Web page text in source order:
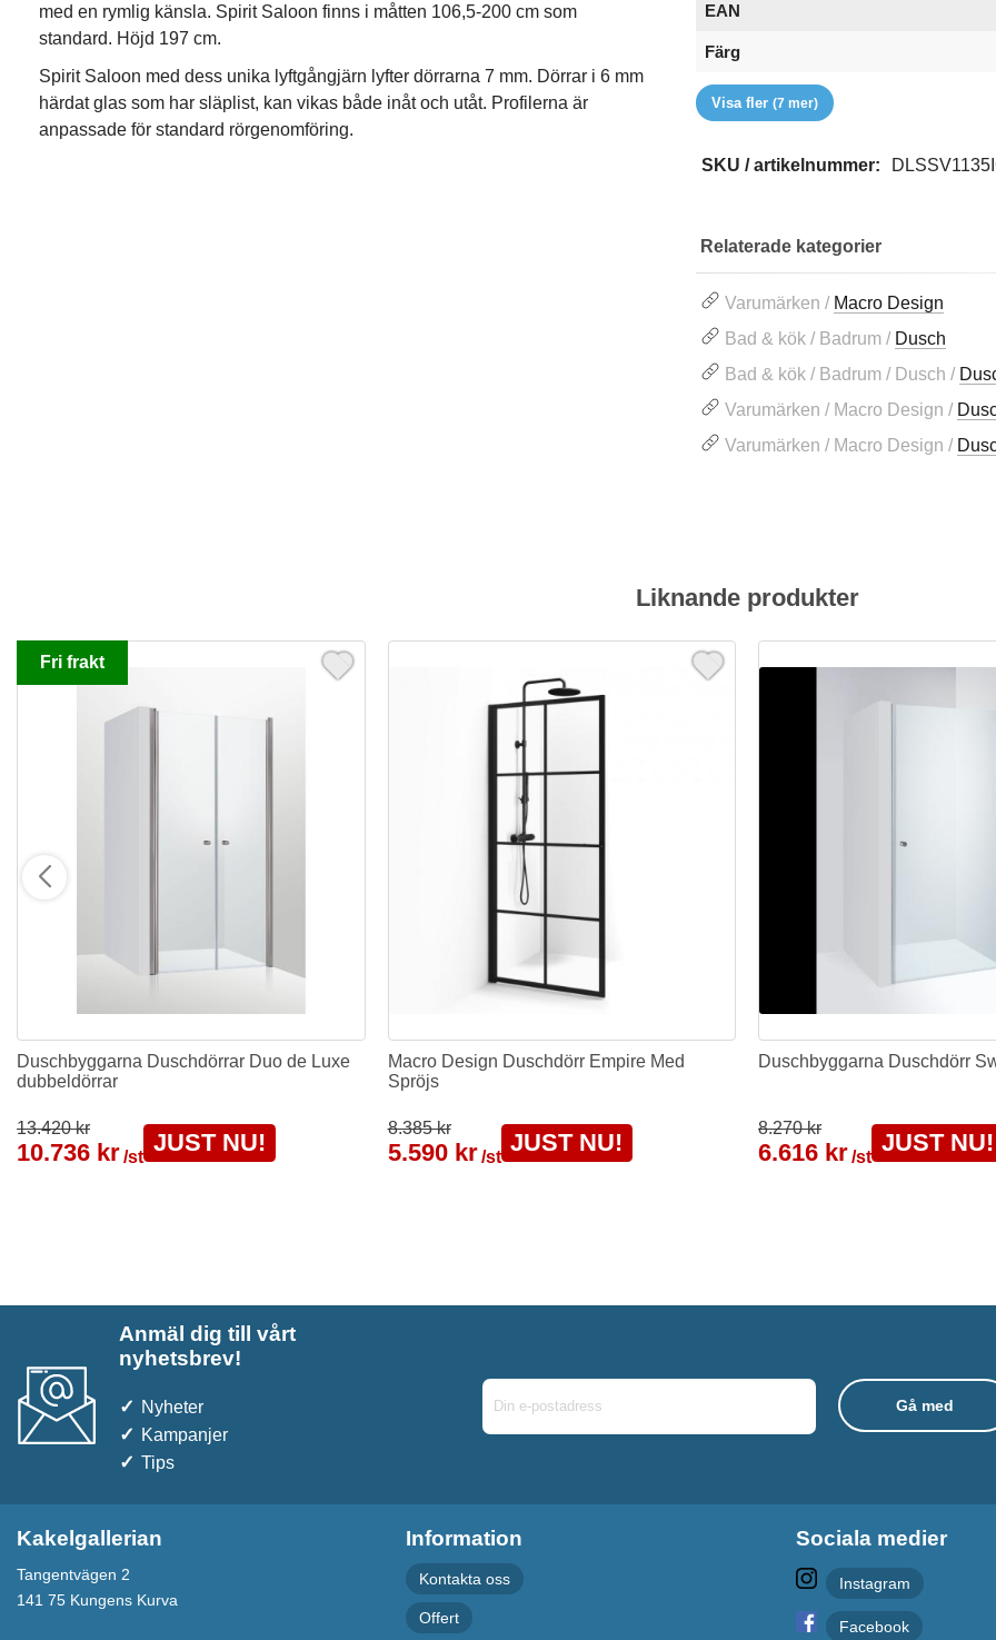
med en rymlig känsla. Spirit Saloon finns i måtten 106,5-200 cm som
standard. Höjd 197 cm.
Spirit Saloon med dess unika lyftgångjärn lyfter dörrarna 7 mm. Dörrar i 6 mm
härdat glas som har släplist, kan vikas både inåt och utåt. Profilerna är
anpassade för standard rörgenomföring.
EAN
Färg
Glastyp
Handtag
Höjd (mm)
RSK
Serie
Storlek
Varumärke
Visa fler(7 mer)
SKU / artikelnummer:
Relaterade kategorier
Varumärken / Macro Design
Bad & kök / Badrum / Dusch
Bad & kök / Badrum / Dusch /
Varumärken / Macro Design /
Varumärken / Macro Design /
Liknande produkter
Duschbyggarna Duschdörrar Duo de Luxe
dubbeldörrar
13.420 kr
10.736 kr/st
JUST NU!
Fri frakt
Macro Design Duschdörr Empire Med
Spröjs
8.385 kr
5.590 kr /st
JUST NU!
Duschbyggarna Duschdörr
8.270 kr
6.616 kr/st
JUST NU!
Anmäl dig till vårt
nyhetsbrev!
Nyheter
Kampanjer
Tips
Kakelgallerian
Tangentvägen 2
141 75 Kungens Kurva
Information
Kontakta oss
Offert
Sociala medier
Instagram
Facebook